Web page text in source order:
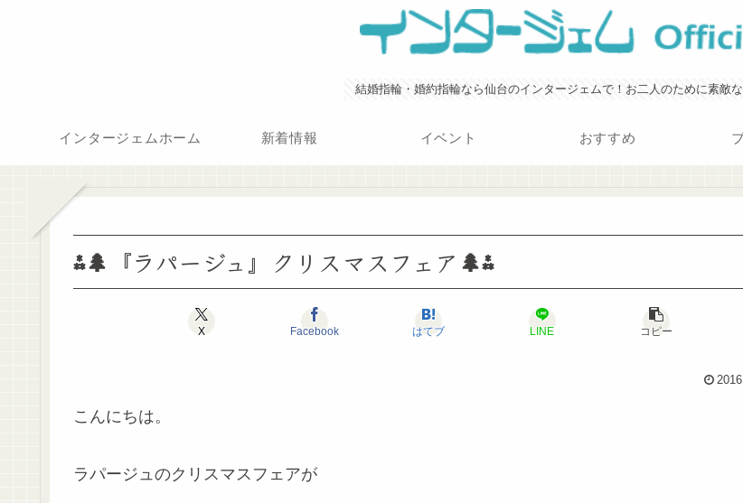
結婚指輪・婚約指輪なら仙台のインタージェムで！お二人のために素敵
インタージェムホーム 新着情報 イベント おすすめ
⁂🌲『ラパージュ』クリスマスフェア🌲⁂
X Facebook はてブ LINE コピー
こんにちは。
ラパージュのクリスマスフェアが